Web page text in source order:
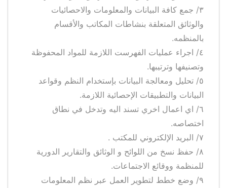
٣/ جمع كافة البيانات والمعلومات والاحصائيات
والوثائق المتعلقة بنشاطات المكاتب والأقسام
بالمنظمه.
٤/ اجراء عمليات الفهرست اللازمة للمواد المحفوظة
وتصنيفها وترتيبها.
٥/ تحليل ومعالجة البيانات بإستخدام النظم وقواعد
البيانات والتطبيقات الإحصائية اللازمة.
٦/ اي اعمال اخري تسند اليه وتدخل في نطاق
اختصاصه.
٧/ البريد الإلكتروني للمكتب .
٨/ حفظ نسخ من اللوائح و الوثائق والتقارير الدورية
للمنظمة ووقائع الاجتماعات.
٩/ وضع خطط لتطوير العمل عبر نظم المعلومات